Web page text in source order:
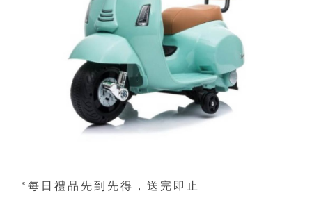
*每日禮品先到先得，送完即止